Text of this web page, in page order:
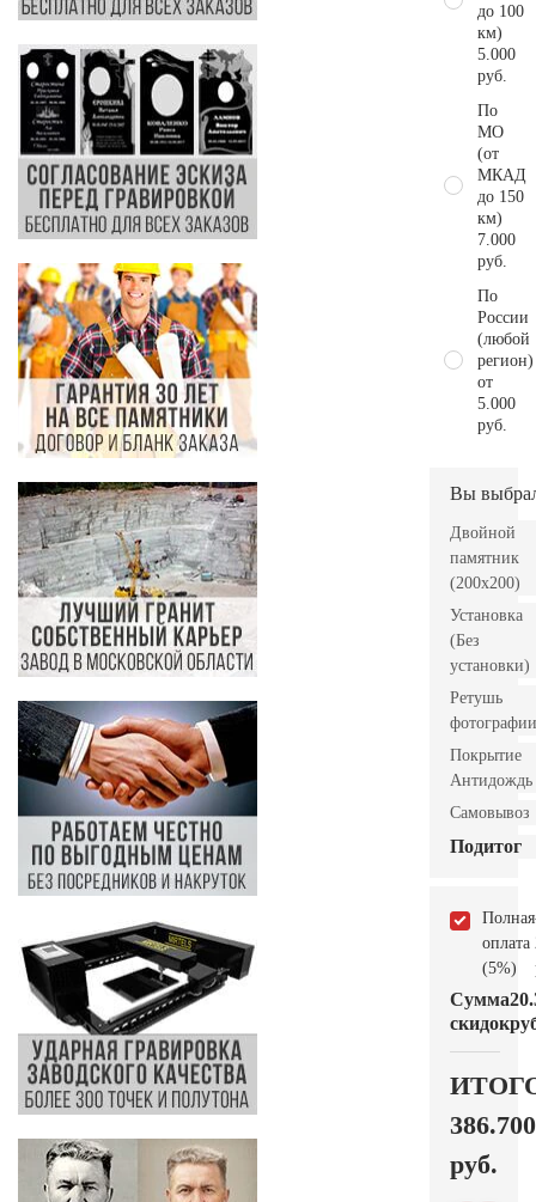
до 100
км)
5.000
руб.
По
МО
(от
МКАД
до 150
км)
7.000
руб.
По
России
(любой
регион)
от
5.000
руб.
Вы
Двойной
памятник
(200х200)
Установка
(Без
установки)
Ретушь
фотографии
Покрытие
Антидождь
Самовывоз
Подитог
Полная
оплата
(5%)
Сумма
скидок
386.700
руб.